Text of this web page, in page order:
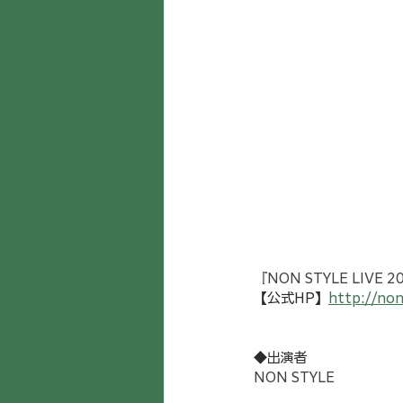
『NON STYLE LIVE
【公式HP】
http://
◆出演者
NON STYLE